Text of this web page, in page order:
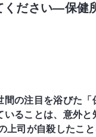
ください―保健
間の注目を浴びた
いることは、意外
上司が自殺したこ